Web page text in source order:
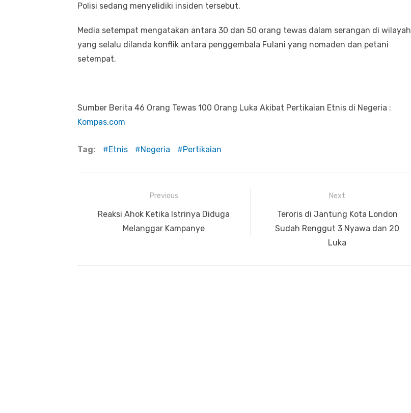
Polisi sedang menyelidiki insiden tersebut.
Media setempat mengatakan antara 30 dan 50 orang tewas dalam serangan di wilayah
yang selalu dilanda konflik antara penggembala Fulani yang nomaden dan petani
setempat.
Sumber Berita 46 Orang Tewas 100 Orang Luka Akibat Pertikaian Etnis di Negeria :
Kompas.com
Tag: Etnis Negeria Pertikaian
Navigasi
Previous
Previous
Reaksi Ahok Ketika Istrinya Diduga
Melanggar Kampanye
Next
Next
post:
Teroris di Jantung Kota London
Sudah Renggut 3 Nyawa dan 20
Luka